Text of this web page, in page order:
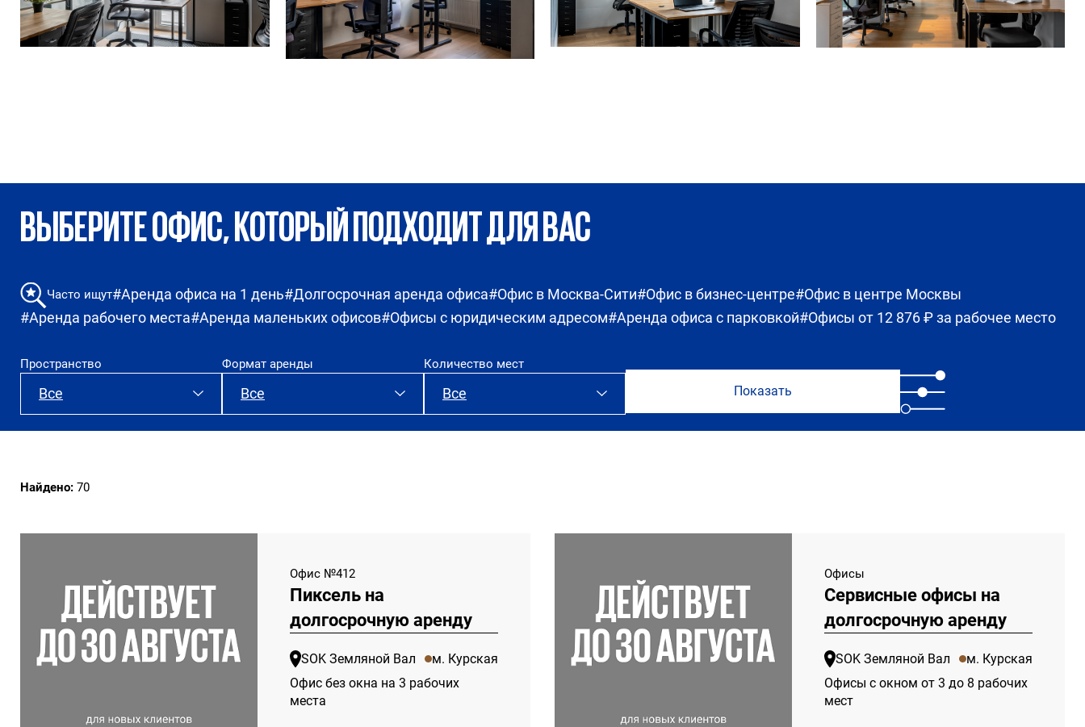
ВЫБЕРИТЕ ОФИС, КОТОРЫЙ ПОДХОДИТ ДЛЯ ВАС
Часто ищут#Аренда офиса на 1 день#Долгосрочная аренда офиса#Офис в Москва-Сити#Офис в бизнес-центре#Офис в центре Москвы
#Аренда рабочего места#Аренда маленьких офисов#Офисы с юридическим адресом#Аренда офиса с парковкой#Офисы от 12 876 ₽ за рабочее место
Пространство
Все
SOK Земляной Вал
SOK Арена Парк
Формат аренды
Все
Склады
мероприятий
Количество мест
Все
Найдено: 70
Офис №412
Пиксель на
долгосрочную аренду
SOK Земляной Вал
м. Курская
Офис без окна на 3 рабочих
места
Офисы
Сервисные офисы на
долгосрочную аренду
SOK Земляной Вал
м. Курская
Офисы с окном от 3 до 8 рабочих
мест